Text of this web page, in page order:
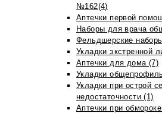
№162(4)
Аптечки первой
Наборы для врача
Фельдшерские
Укладки экстренной
Аптечки для дома (7)
Укладки
Укладки при острой
недостаточности (1)
Аптечки при